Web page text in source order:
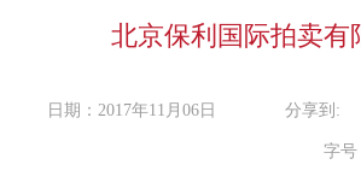
北京保利国际拍卖有
日期：2017年11月06日 分享到:
字号